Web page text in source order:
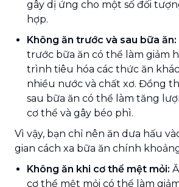
gây dị ứng cho một số đối
hợp.
Không ăn trước và sau bữa ăn:
trước bữa ăn có thể làm giảm
trình tiêu hóa các thức ăn
nhiều nước và chất xơ. Đồng
sau bữa ăn có thể làm tăng
cơ thể và gây béo phì.
Vì vậy, bạn chỉ nên ăn dưa hấu
gian cách xa bữa ăn chính
Không ăn khi cơ thể mệt mỏi:
cơ thể mệt mỏi có thể làm